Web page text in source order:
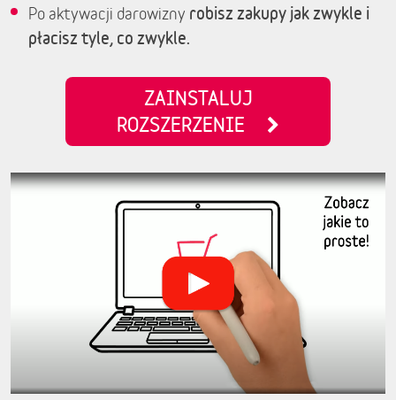
Po aktywacji darowizny robisz zakupy jak zwykle i
płacisz tyle, co zwykle.
ZAINSTALUJ
ROZSZERZENIE